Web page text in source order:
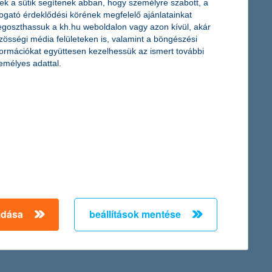
jövőre fokozottabb tempóra számít a biztosítási piacon, a
hónapja eső piacok miatt ez a két alapkategória továbbra
portfóliót kínál a megtakarítók számára” – tájékoztatott
a sütik segítenek abban, hogy személyre szabott, a
érdeklődési körének megfelelő ajánlatainkat
a kh.hu weboldalon vagy azon kívül, akár
média felületeken is, valamint a böngészési
együttesen kezelhessük az ismert további
adattal.
beállítások mentése